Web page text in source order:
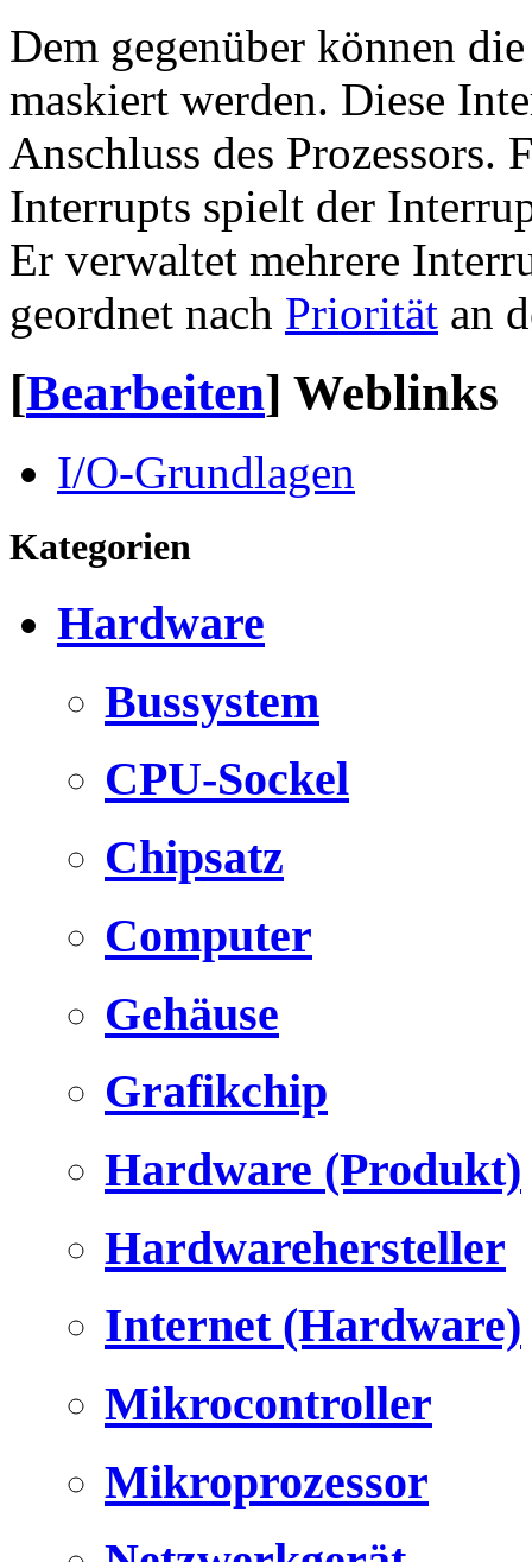
Dem gegenüber können
maskiert werden. Diese
Anschluss des
Interrupts spielt der
Er verwaltet mehrere
geordnet nach Priorität an
[Bearbeiten] Weblinks
I/O-Grundlagen
Kategorien
Hardware
Bussystem
CPU-Sockel
Chipsatz
Computer
Gehäuse
Grafikchip
Hardware (Produkt)
Hardwarehersteller
Internet (Hardware)
Mikrocontroller
Mikroprozessor